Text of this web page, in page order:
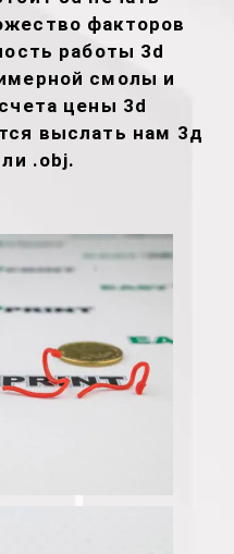
факторов
работы 3d
смолы и
цены 3d
выслать нам 3д
.obj.